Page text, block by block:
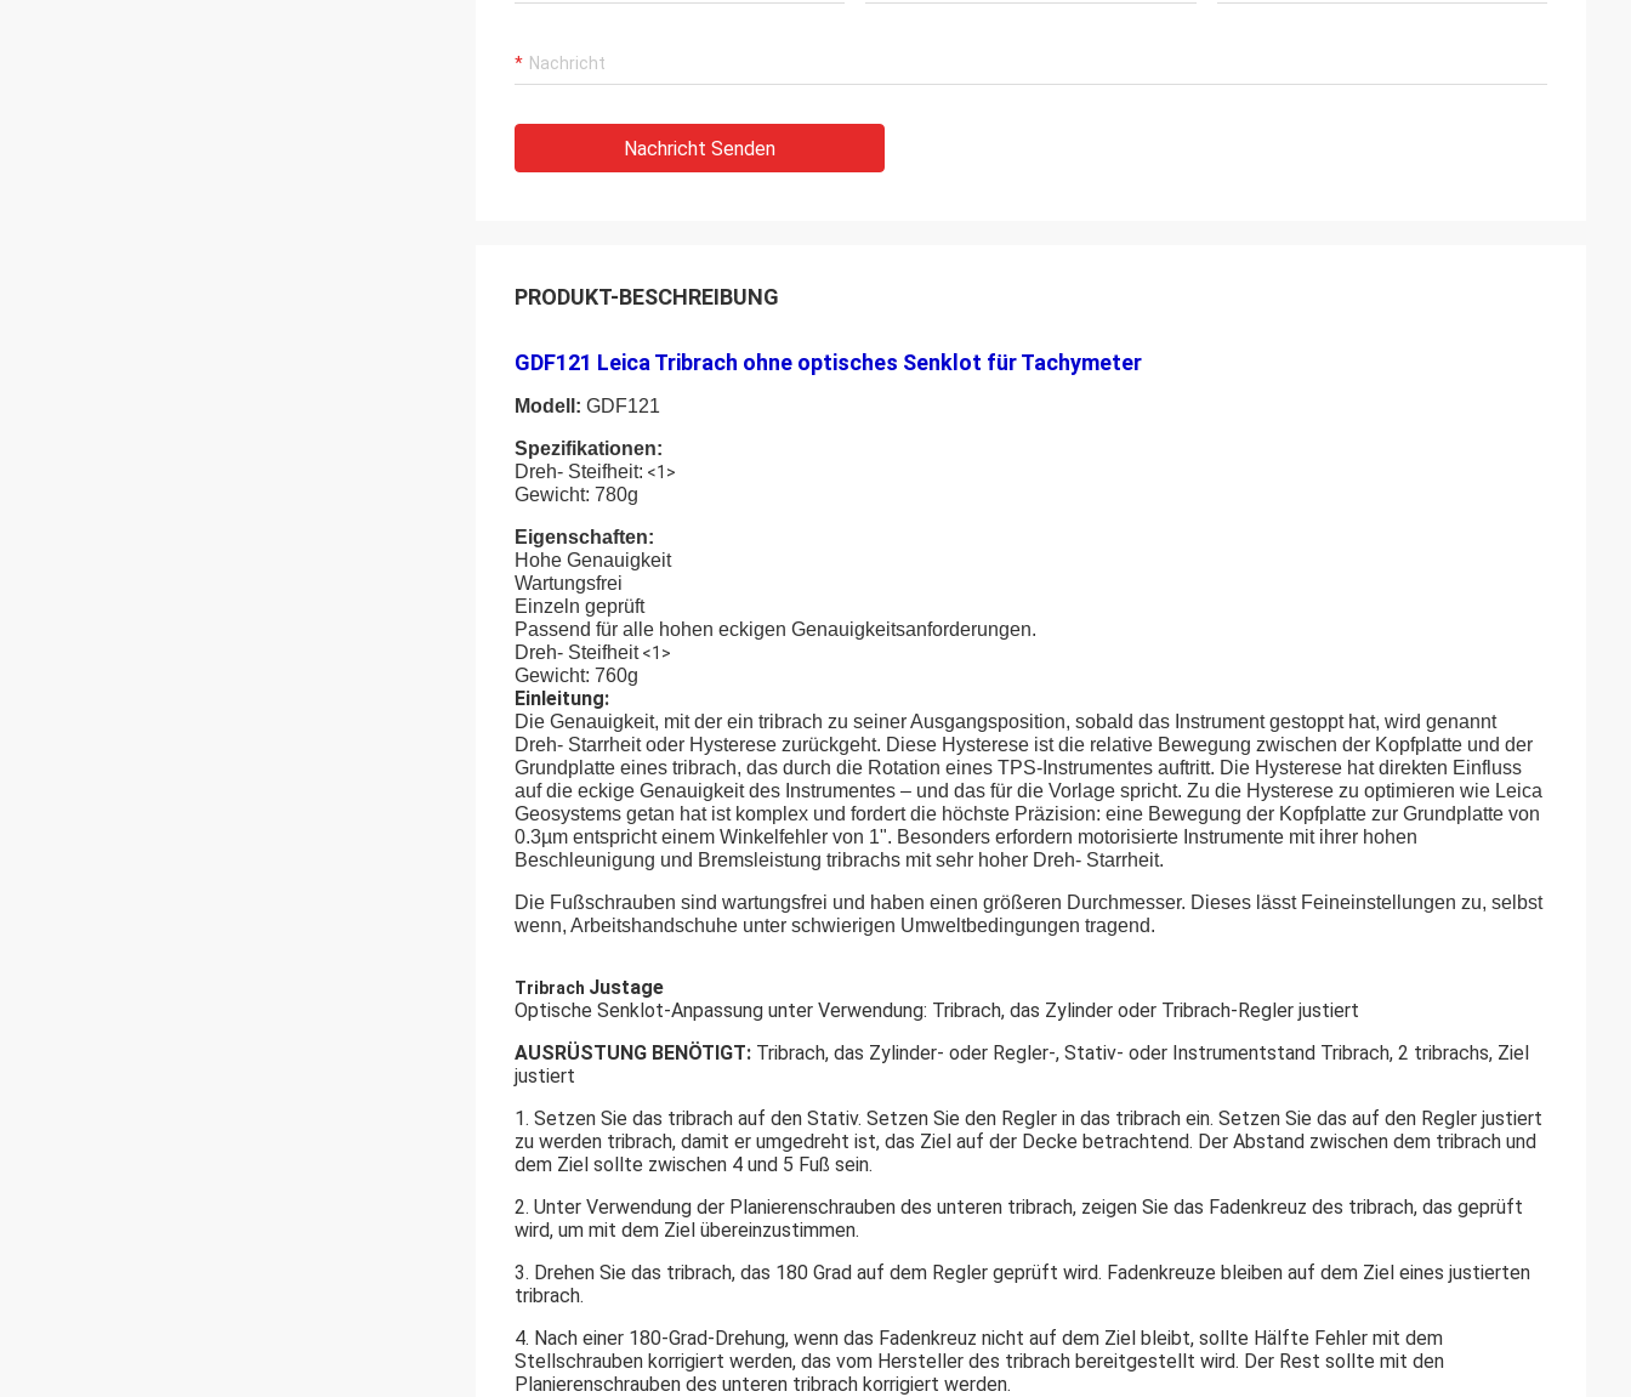
Nachricht Senden
PRODUKT-BESCHREIBUNG
GDF121 Leica Tribrach ohne optisches Senklot für Tachymeter
Modell: GDF121
Spezifikationen:
Dreh- Steifheit: <1>
Gewicht: 780g
Eigenschaften:
Hohe Genauigkeit
Wartungsfrei
Einzeln geprüft
Passend für alle hohen eckigen Genauigkeitsanforderungen.
Dreh- Steifheit<1>
Gewicht: 760g
Einleitung:
Die Genauigkeit, mit der ein tribrach zu seiner Ausgangsposition, sobald das Instrument gestoppt hat, wird genannt
Dreh- Starrheit oder Hysterese zurückgeht. Diese Hysterese ist die relative Bewegung zwischen der Kopfplatte und der
Grundplatte eines tribrach, das durch die Rotation eines TPS-Instrumentes auftritt. Die Hysterese hat direkten Einfluss
auf die eckige Genauigkeit des Instrumentes – und das für die Vorlage spricht. Zu die Hysterese zu optimieren wie Leica
Geosystems getan hat ist komplex und fordert die höchste Präzision: eine Bewegung der Kopfplatte zur Grundplatte von
0.3µm entspricht einem Winkelfehler von 1". Besonders erfordern motorisierte Instrumente mit ihrer hohen
Beschleunigung und Bremsleistung tribrachs mit sehr hoher Dreh- Starrheit.
Die Fußschrauben sind wartungsfrei und haben einen größeren Durchmesser. Dieses lässt Feineinstellungen zu, selbst
wenn, Arbeitshandschuhe unter schwierigen Umweltbedingungen tragend.
Tribrach Justage
Optische Senklot-Anpassung unter Verwendung: Tribrach, das Zylinder oder Tribrach-Regler justiert
AUSRÜSTUNG BENÖTIGT: Tribrach, das Zylinder- oder Regler-, Stativ- oder Instrumentstand Tribrach, 2 tribrachs, Ziel
justiert
1. Setzen Sie das tribrach auf den Stativ. Setzen Sie den Regler in das tribrach ein. Setzen Sie das auf den Regler justiert
zu werden tribrach, damit er umgedreht ist, das Ziel auf der Decke betrachtend. Der Abstand zwischen dem tribrach und
dem Ziel sollte zwischen 4 und 5 Fuß sein.
2. Unter Verwendung der Planierenschrauben des unteren tribrach, zeigen Sie das Fadenkreuz des tribrach, das geprüft
wird, um mit dem Ziel übereinzustimmen.
3. Drehen Sie das tribrach, das 180 Grad auf dem Regler geprüft wird. Fadenkreuze bleiben auf dem Ziel eines justierten
tribrach.
4. Nach einer 180-Grad-Drehung, wenn das Fadenkreuz nicht auf dem Ziel bleibt, sollte Hälfte Fehler mit dem
Stellschrauben korrigiert werden, das vom Hersteller des tribrach bereitgestellt wird. Der Rest sollte mit den
Planierenschrauben des unteren tribrach korrigiert werden.